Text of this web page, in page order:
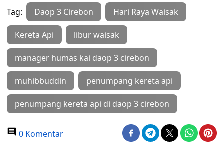
Tag: Daop 3 Cirebon Hari Raya Waisak
Kereta Api libur waisak
manager humas kai daop 3 cirebon
muhibbuddin penumpang kereta api
penumpang kereta api di daop 3 cirebon
0 Komentar